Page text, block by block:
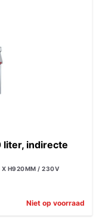
liter, indirecte
H920MM / 230V
Niet op voorraad